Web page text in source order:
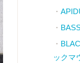
ックマ